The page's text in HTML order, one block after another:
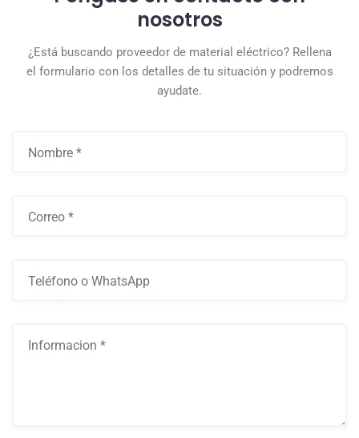
nosotros
¿Está buscando proveedor de material eléctrico? Rellena
el formulario con los detalles de tu situación y podremos
ayudate.